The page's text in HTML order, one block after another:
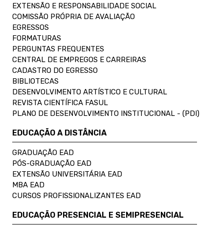
EXTENSÃO E RESPONSABILIDADE SOCIAL
COMISSÃO PRÓPRIA DE AVALIAÇÃO
EGRESSOS
FORMATURAS
PERGUNTAS FREQUENTES
CENTRAL DE EMPREGOS E CARREIRAS
CADASTRO DO EGRESSO
BIBLIOTECAS
DESENVOLVIMENTO ARTÍSTICO E CULTURAL
REVISTA CIENTÍFICA FASUL
PLANO DE DESENVOLVIMENTO INSTITUCIONAL - (PDI)
EDUCAÇÃO A DISTÂNCIA
GRADUAÇÃO EAD
PÓS-GRADUAÇÃO EAD
EXTENSÃO UNIVERSITÁRIA EAD
MBA EAD
CURSOS PROFISSIONALIZANTES EAD
EDUCAÇÃO PRESENCIAL E SEMIPRESENCIAL